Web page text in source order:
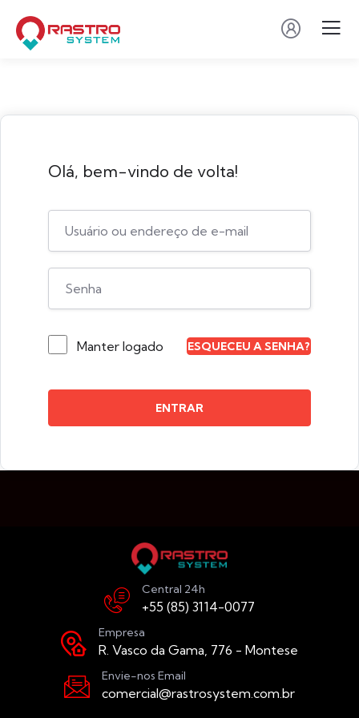
Olá, bem-vindo de volta!
Manter logado ESQUECEU A SENHA?
ENTRAR
Central 24h
+55 (85) 3114-0077
Empresa
R. Vasco da Gama, 776 - Montese
Envie-nos Email
comercial@rastrosystem.com.br